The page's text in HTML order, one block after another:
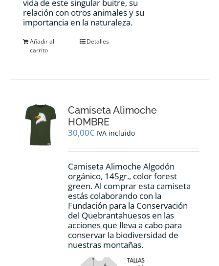
vida de este singular buitre, su
relación con otros animales y su
importancia en la naturaleza.
Añadir al
carrito
Detalles
Camiseta Alimoche
HOMBRE
30,00€ IVA incluido
Camiseta Alimoche Algodón
orgánico, 145gr., color forest
green. Al comprar esta camiseta
estás colaborando con la
Fundación para la Conservación
del Quebrantahuesos en las
acciones que lleva a cabo para
conservar la biodiversidad de
nuestras montañas.